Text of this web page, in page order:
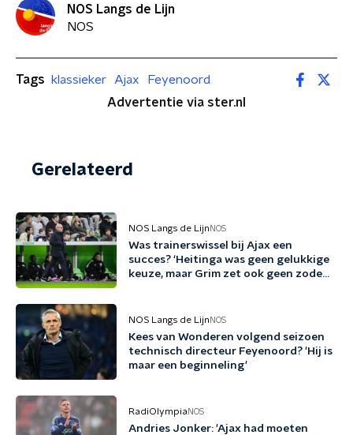
NOS Langs de Lijn
NOS
Tags klassieker Ajax
Feyenoord
Advertentie via ster.nl
Gerelateerd
NOS Langs de Lijn NOS
Was trainerswissel bij Ajax een
succes? ‘Heitinga was geen gelukkige
keuze, maar Grim zet ook geen zoden
NOS Langs de Lijn NOS
Kees van Wonderen volgend seizoen
technisch directeur Feyenoord? 'Hij is
maar een beginneling'
RadiOlympia NOS
Andries Jonker: 'Ajax had moeten